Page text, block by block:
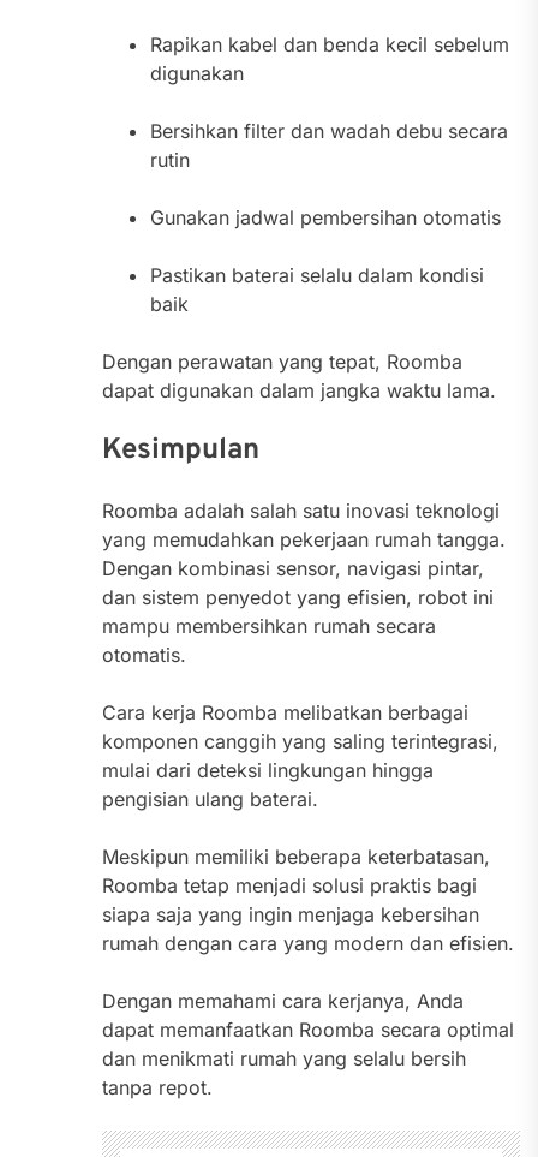
Rapikan kabel dan benda kecil sebelum
digunakan
Bersihkan filter dan wadah debu secara
rutin
Gunakan jadwal pembersihan otomatis
Pastikan baterai selalu dalam kondisi
baik
Dengan perawatan yang tepat, Roomba
dapat digunakan dalam jangka waktu lama.
Kesimpulan
Roomba adalah salah satu inovasi teknologi
yang memudahkan pekerjaan rumah tangga.
Dengan kombinasi sensor, navigasi pintar,
dan sistem penyedot yang efisien, robot ini
mampu membersihkan rumah secara
otomatis.
Cara kerja Roomba melibatkan berbagai
komponen canggih yang saling terintegrasi,
mulai dari deteksi lingkungan hingga
pengisian ulang baterai.
Meskipun memiliki beberapa keterbatasan,
Roomba tetap menjadi solusi praktis bagi
siapa saja yang ingin menjaga kebersihan
rumah dengan cara yang modern dan efisien.
Dengan memahami cara kerjanya, Anda
dapat memanfaatkan Roomba secara optimal
dan menikmati rumah yang selalu bersih
tanpa repot.